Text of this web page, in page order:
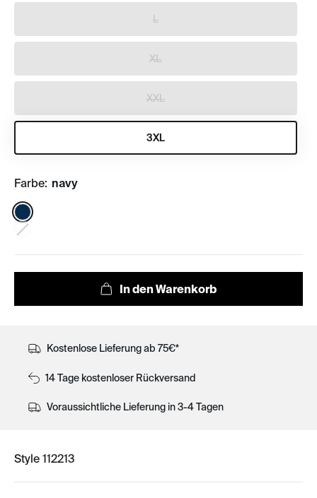
L
XL
XXL
3XL
Farbe: navy
Color:
Kostenlose Lieferung ab 75€*
14 Tage kostenloser Rückversand
Voraussichtliche Lieferung in 3-4 Tagen
Style 112213